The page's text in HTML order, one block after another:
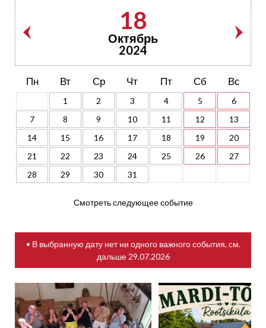
18
Октябрь
2024
Пн Вт Ср Чт Пт Сб Вс
1 2 3 4 5
6
7
8 9 10 11 12
13
14
15 16 17 18 19
20
21
22 23 24 25 26
27
28
29 30 31
Смотреть следующее событие
• В выбранную дату нет ни одного важного события, см.
дальше 29.07.2026